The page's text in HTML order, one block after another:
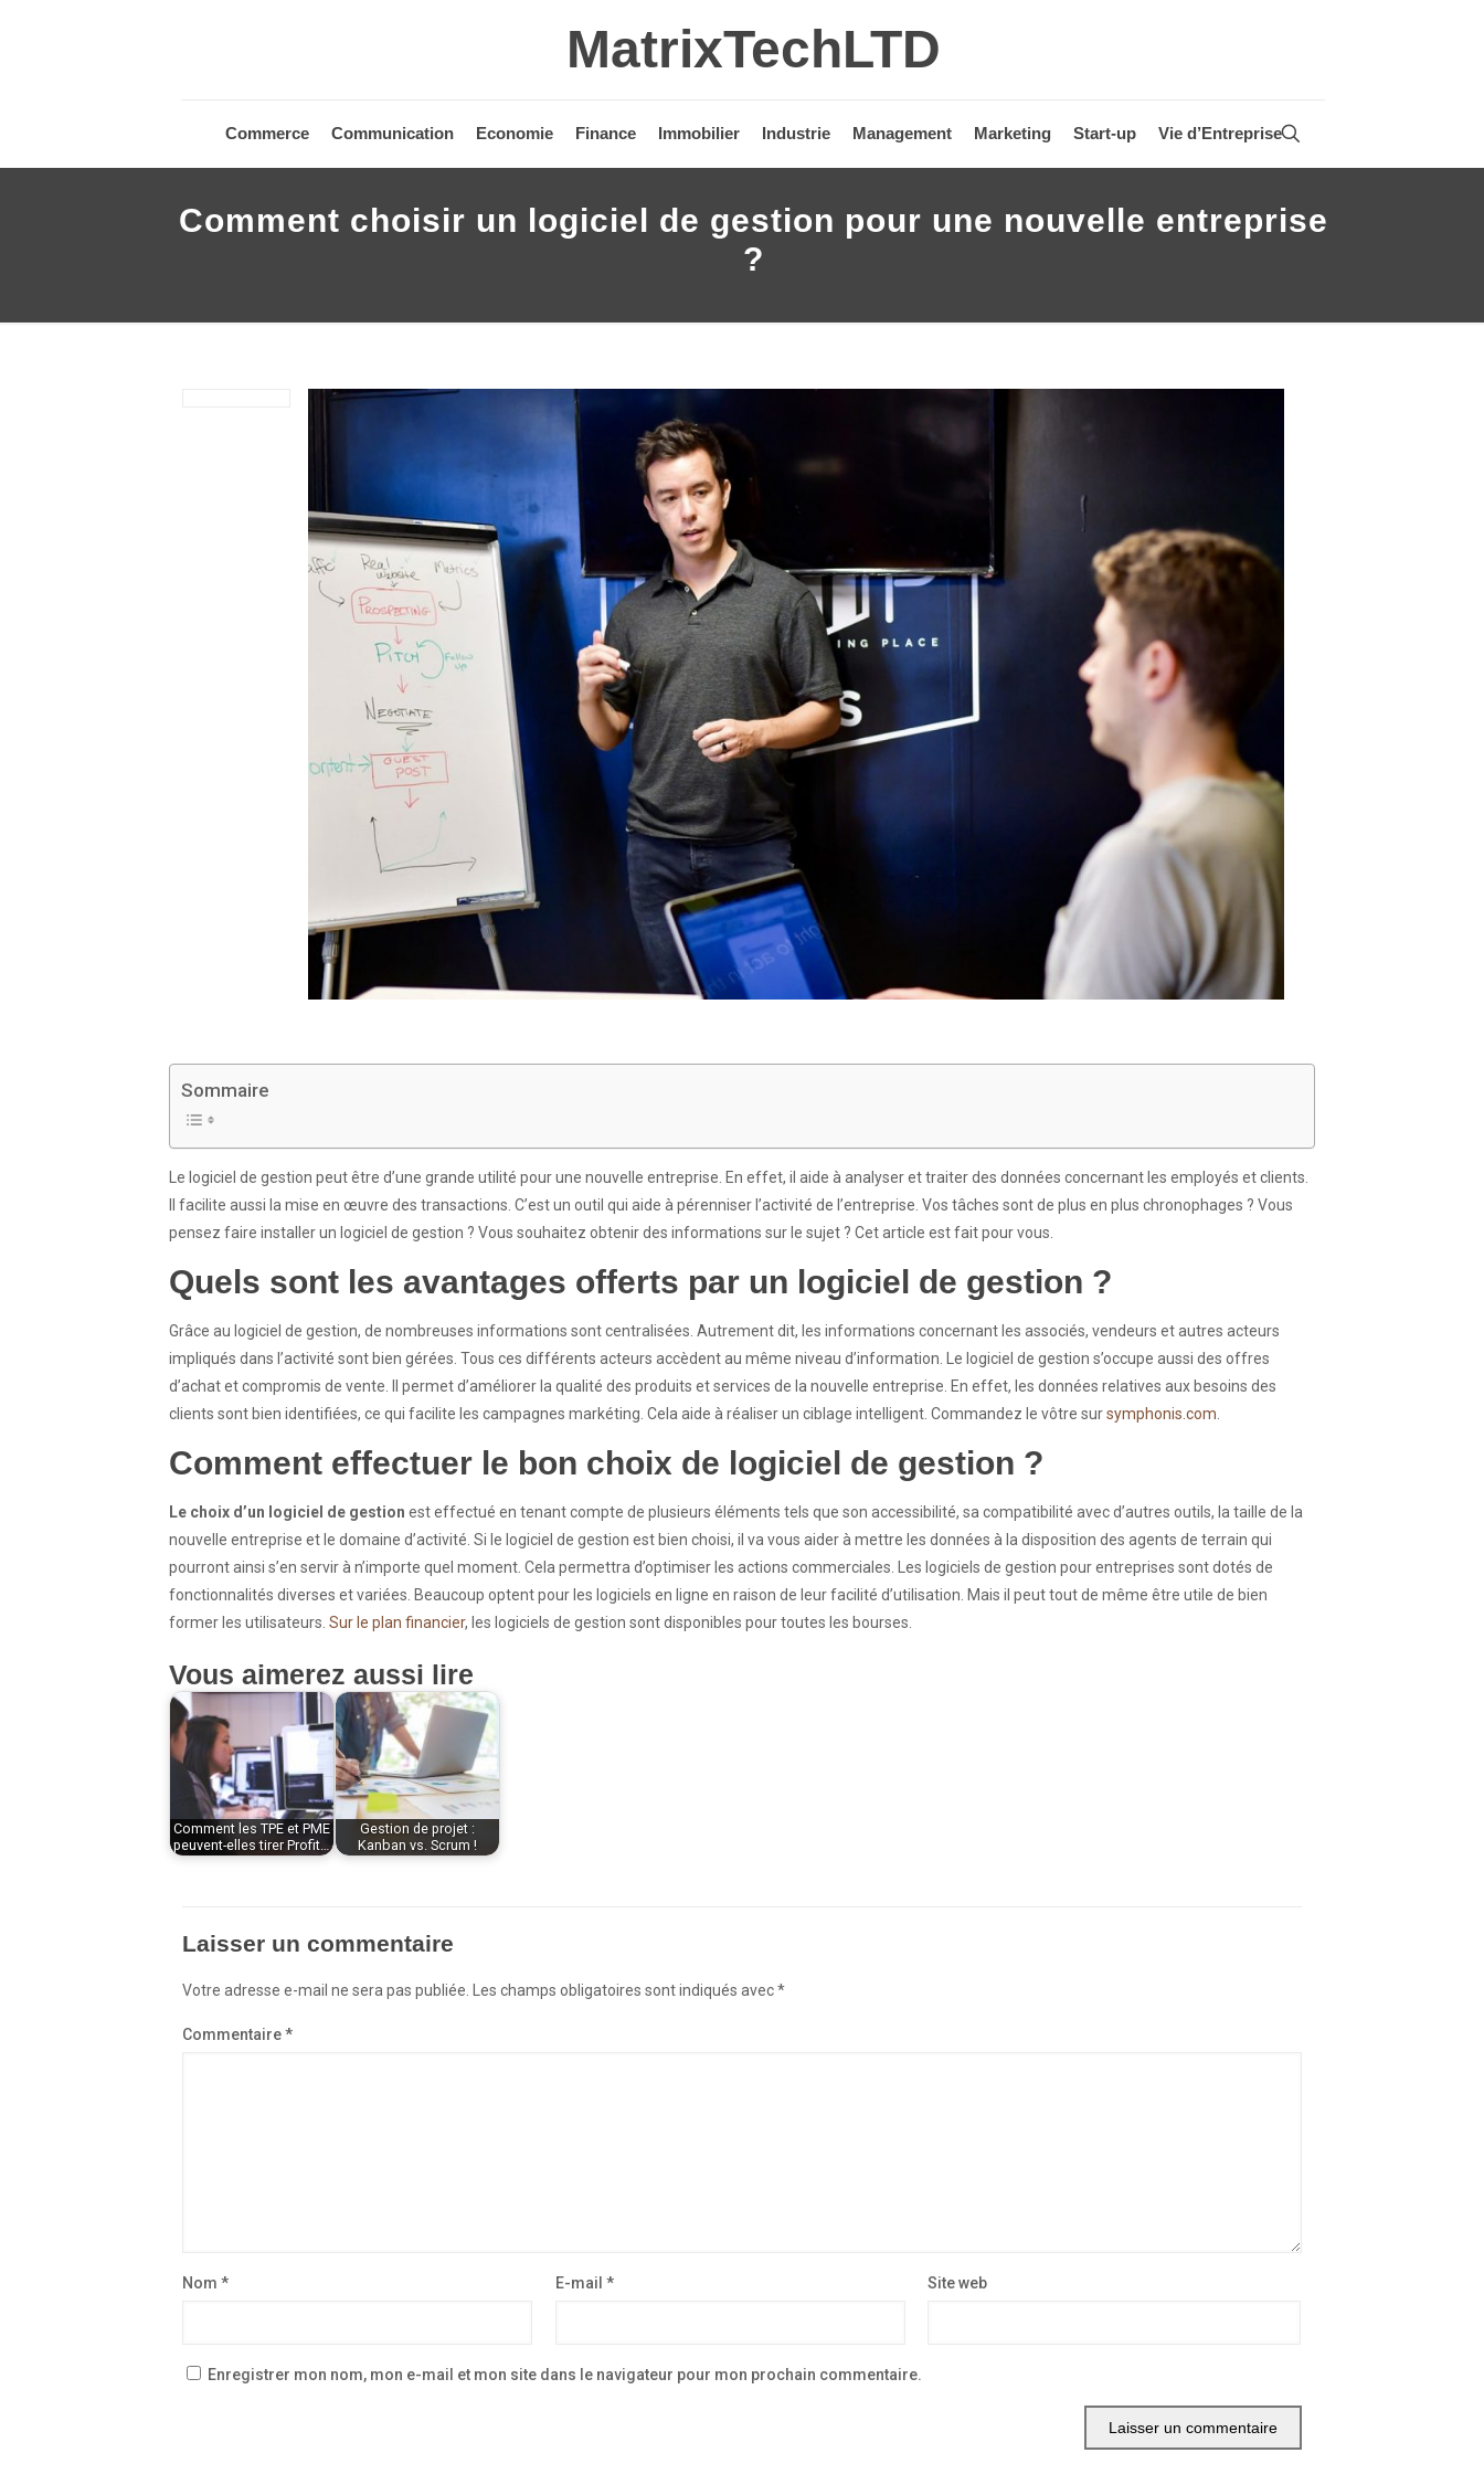
MatrixTechLTD
Commerce Communication Economie Finance Immobilier Industrie Management Marketing Start-up Vie d’Entreprise
Comment choisir un logiciel de gestion pour une nouvelle entreprise
?
Sommaire
Le logiciel de gestion peut être d’une grande utilité pour une nouvelle entreprise. En effet, il aide à analyser et traiter des données concernant les employés et clients.
Il facilite aussi la mise en œuvre des transactions. C’est un outil qui aide à pérenniser l’activité de l’entreprise. Vos tâches sont de plus en plus chronophages ? Vous
pensez faire installer un logiciel de gestion ? Vous souhaitez obtenir des informations sur le sujet ? Cet article est fait pour vous.
Quels sont les avantages offerts par un logiciel de gestion ?
Grâce au logiciel de gestion, de nombreuses informations sont centralisées. Autrement dit, les informations concernant les associés, vendeurs et autres acteurs
impliqués dans l’activité sont bien gérées. Tous ces différents acteurs accèdent au même niveau d’information. Le logiciel de gestion s’occupe aussi des offres
d’achat et compromis de vente. Il permet d’améliorer la qualité des produits et services de la nouvelle entreprise. En effet, les données relatives aux besoins des
clients sont bien identifiées, ce qui facilite les campagnes markéting. Cela aide à réaliser un ciblage intelligent. Commandez le vôtre sursymphonis.com
Comment effectuer le bon choix de logiciel de gestion ?
Le choix d’un logiciel de gestion est effectué en tenant compte de plusieurs éléments tels que son accessibilité, sa compatibilité avec d’autres outils, la taille de la
nouvelle entreprise et le domaine d’activité. Si le logiciel de gestion est bien choisi, il va vous aider à mettre les données à la disposition des agents de terrain qui
pourront ainsi s’en servir à n’importe quel moment. Cela permettra d’optimiser les actions commerciales. Les logiciels de gestion pour entreprises sont dotés de
fonctionnalités diverses et variées. Beaucoup optent pour les logiciels en ligne en raison de leur facilité d’utilisation. Mais il peut tout de même être utile de bien
former les utilisateurs. Sur le plan financier, les logiciels de gestion sont disponibles pour toutes les bourses.
Vous aimerez aussi lire
Comment les TPE et PME
peuvent-elles tirer Profit…
Gestion de projet :
Kanban vs. Scrum !
Laisser un commentaire
Votre adresse e-mail ne sera pas publiée. Les champs obligatoires sont indiqués avec*
Commentaire*
Nom * E-mail * Site web
Enregistrer mon nom, mon e-mail et mon site dans le navigateur pour mon prochain commentaire.